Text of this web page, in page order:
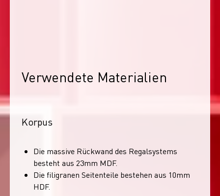
Verwendete Materialien
Korpus
Die massive Rückwand des Regalsystems
besteht aus 23mm MDF.
Die filigranen Seitenteile bestehen aus 10mm
HDF.